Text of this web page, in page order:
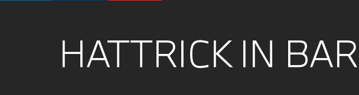
HATTRICK IN